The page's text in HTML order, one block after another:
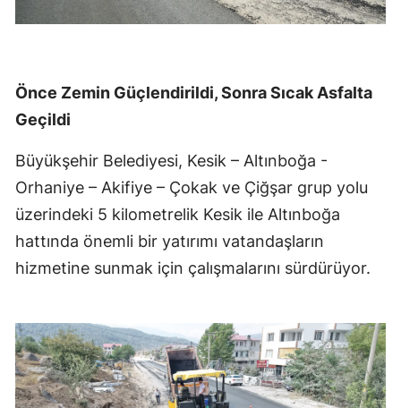
Önce Zemin Güçlendirildi, Sonra Sıcak Asfalta
Geçildi
Büyükşehir Belediyesi, Kesik – Altınboğa -
Orhaniye – Akifiye – Çokak ve Çiğşar grup yolu
üzerindeki 5 kilometrelik Kesik ile Altınboğa
hattında önemli bir yatırımı vatandaşların
hizmetine sunmak için çalışmalarını sürdürüyor.